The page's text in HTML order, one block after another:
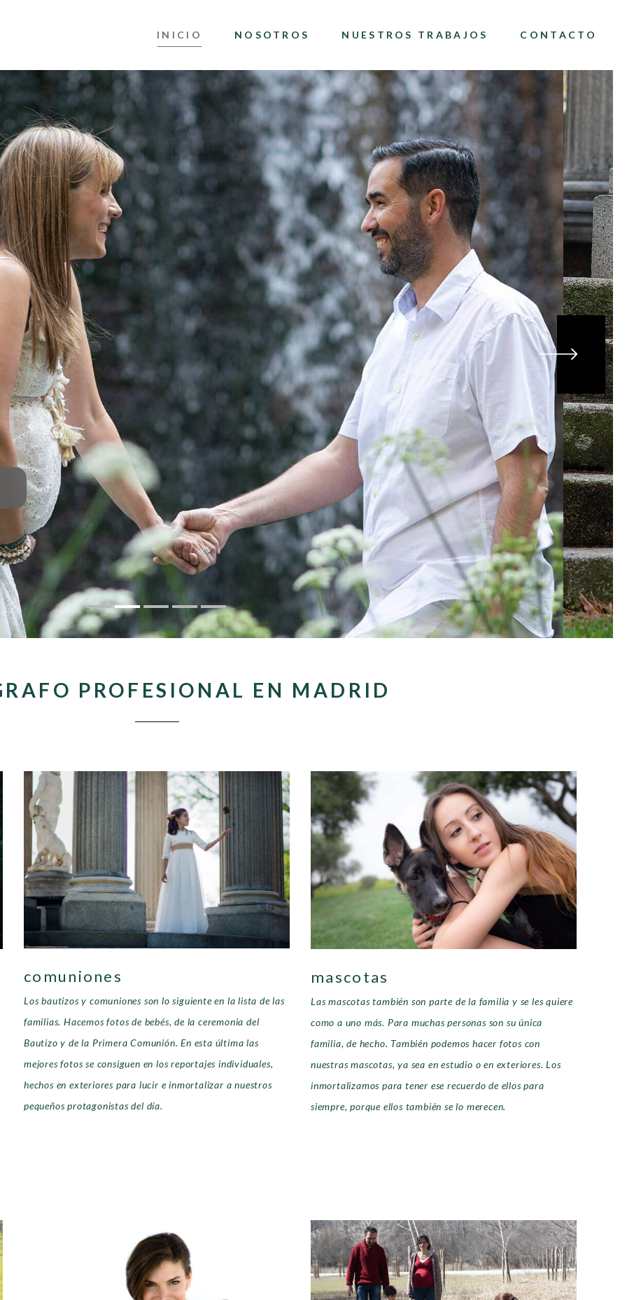
INICIO NOSOTROS NUESTROS TRABAJOS CONTACTO
son protagonistas de su día...
PROFESIONAL EN MADRID
comuniones
Los bautizos y comuniones son lo siguiente en la lista de las
familias. Hacemos fotos de bebés, de la ceremonia del
Bautizo y de la Primera Comunión. En esta última las
mejores fotos se consiguen en los reportajes individuales,
hechos en exteriores para lucir e inmortalizar a nuestros
pequeños protagonistas del día.
mascotas
Las mascotas también son parte de la familia y se les quiere
como a uno más. Para muchas personas son su única
familia, de hecho. También podemos hacer fotos con
nuestras mascotas, ya sea en estudio o en exteriores. Los
inmortalizamos para tener ese recuerdo de ellos para
siempre, porque ellos también se lo merecen.